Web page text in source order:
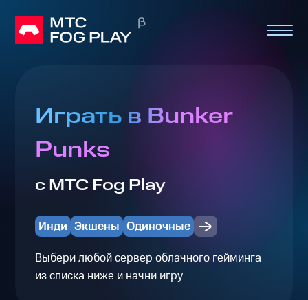
Играть в Bunker
Punks
с МТС Fog Play
Инди Экшены Одиночные
Выбери любой сервер облачного гейминга
из списка ниже и начни игру